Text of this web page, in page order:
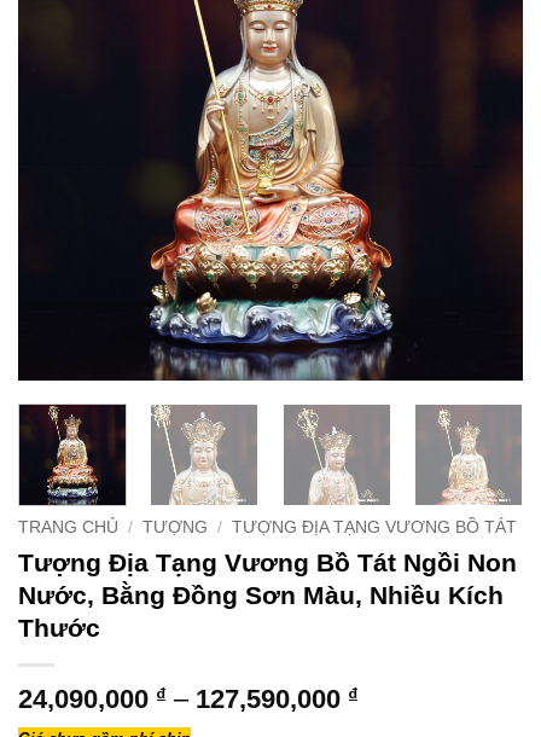
TRANG CHỦ / TƯỢNG / TƯỢNG ĐỊA TẠNG VƯƠNG BỒ TÁT
Tượng Địa Tạng Vương Bồ Tát Ngồi Non
Nước, Bằng Đồng Sơn Màu, Nhiều Kích
Thước
24,090,000 ₫ – 127,590,000 ₫